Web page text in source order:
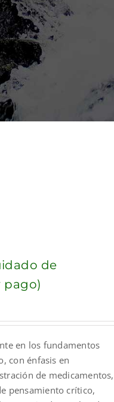
de
pago)
en los fundamentos
con énfasis en
de medicamentos,
pensamiento crítico,